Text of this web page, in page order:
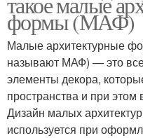
формы (МАФ)
Малые архитектурные
называют МАФ) — это
элементы декора,
пространства и при
Дизайн малых
используется при